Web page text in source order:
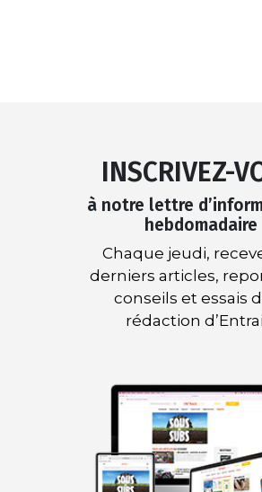
INSCRIVEZ-
à notre lettre
hebdomadaire
Chaque jeudi,
derniers articles,
conseils et essais
rédaction